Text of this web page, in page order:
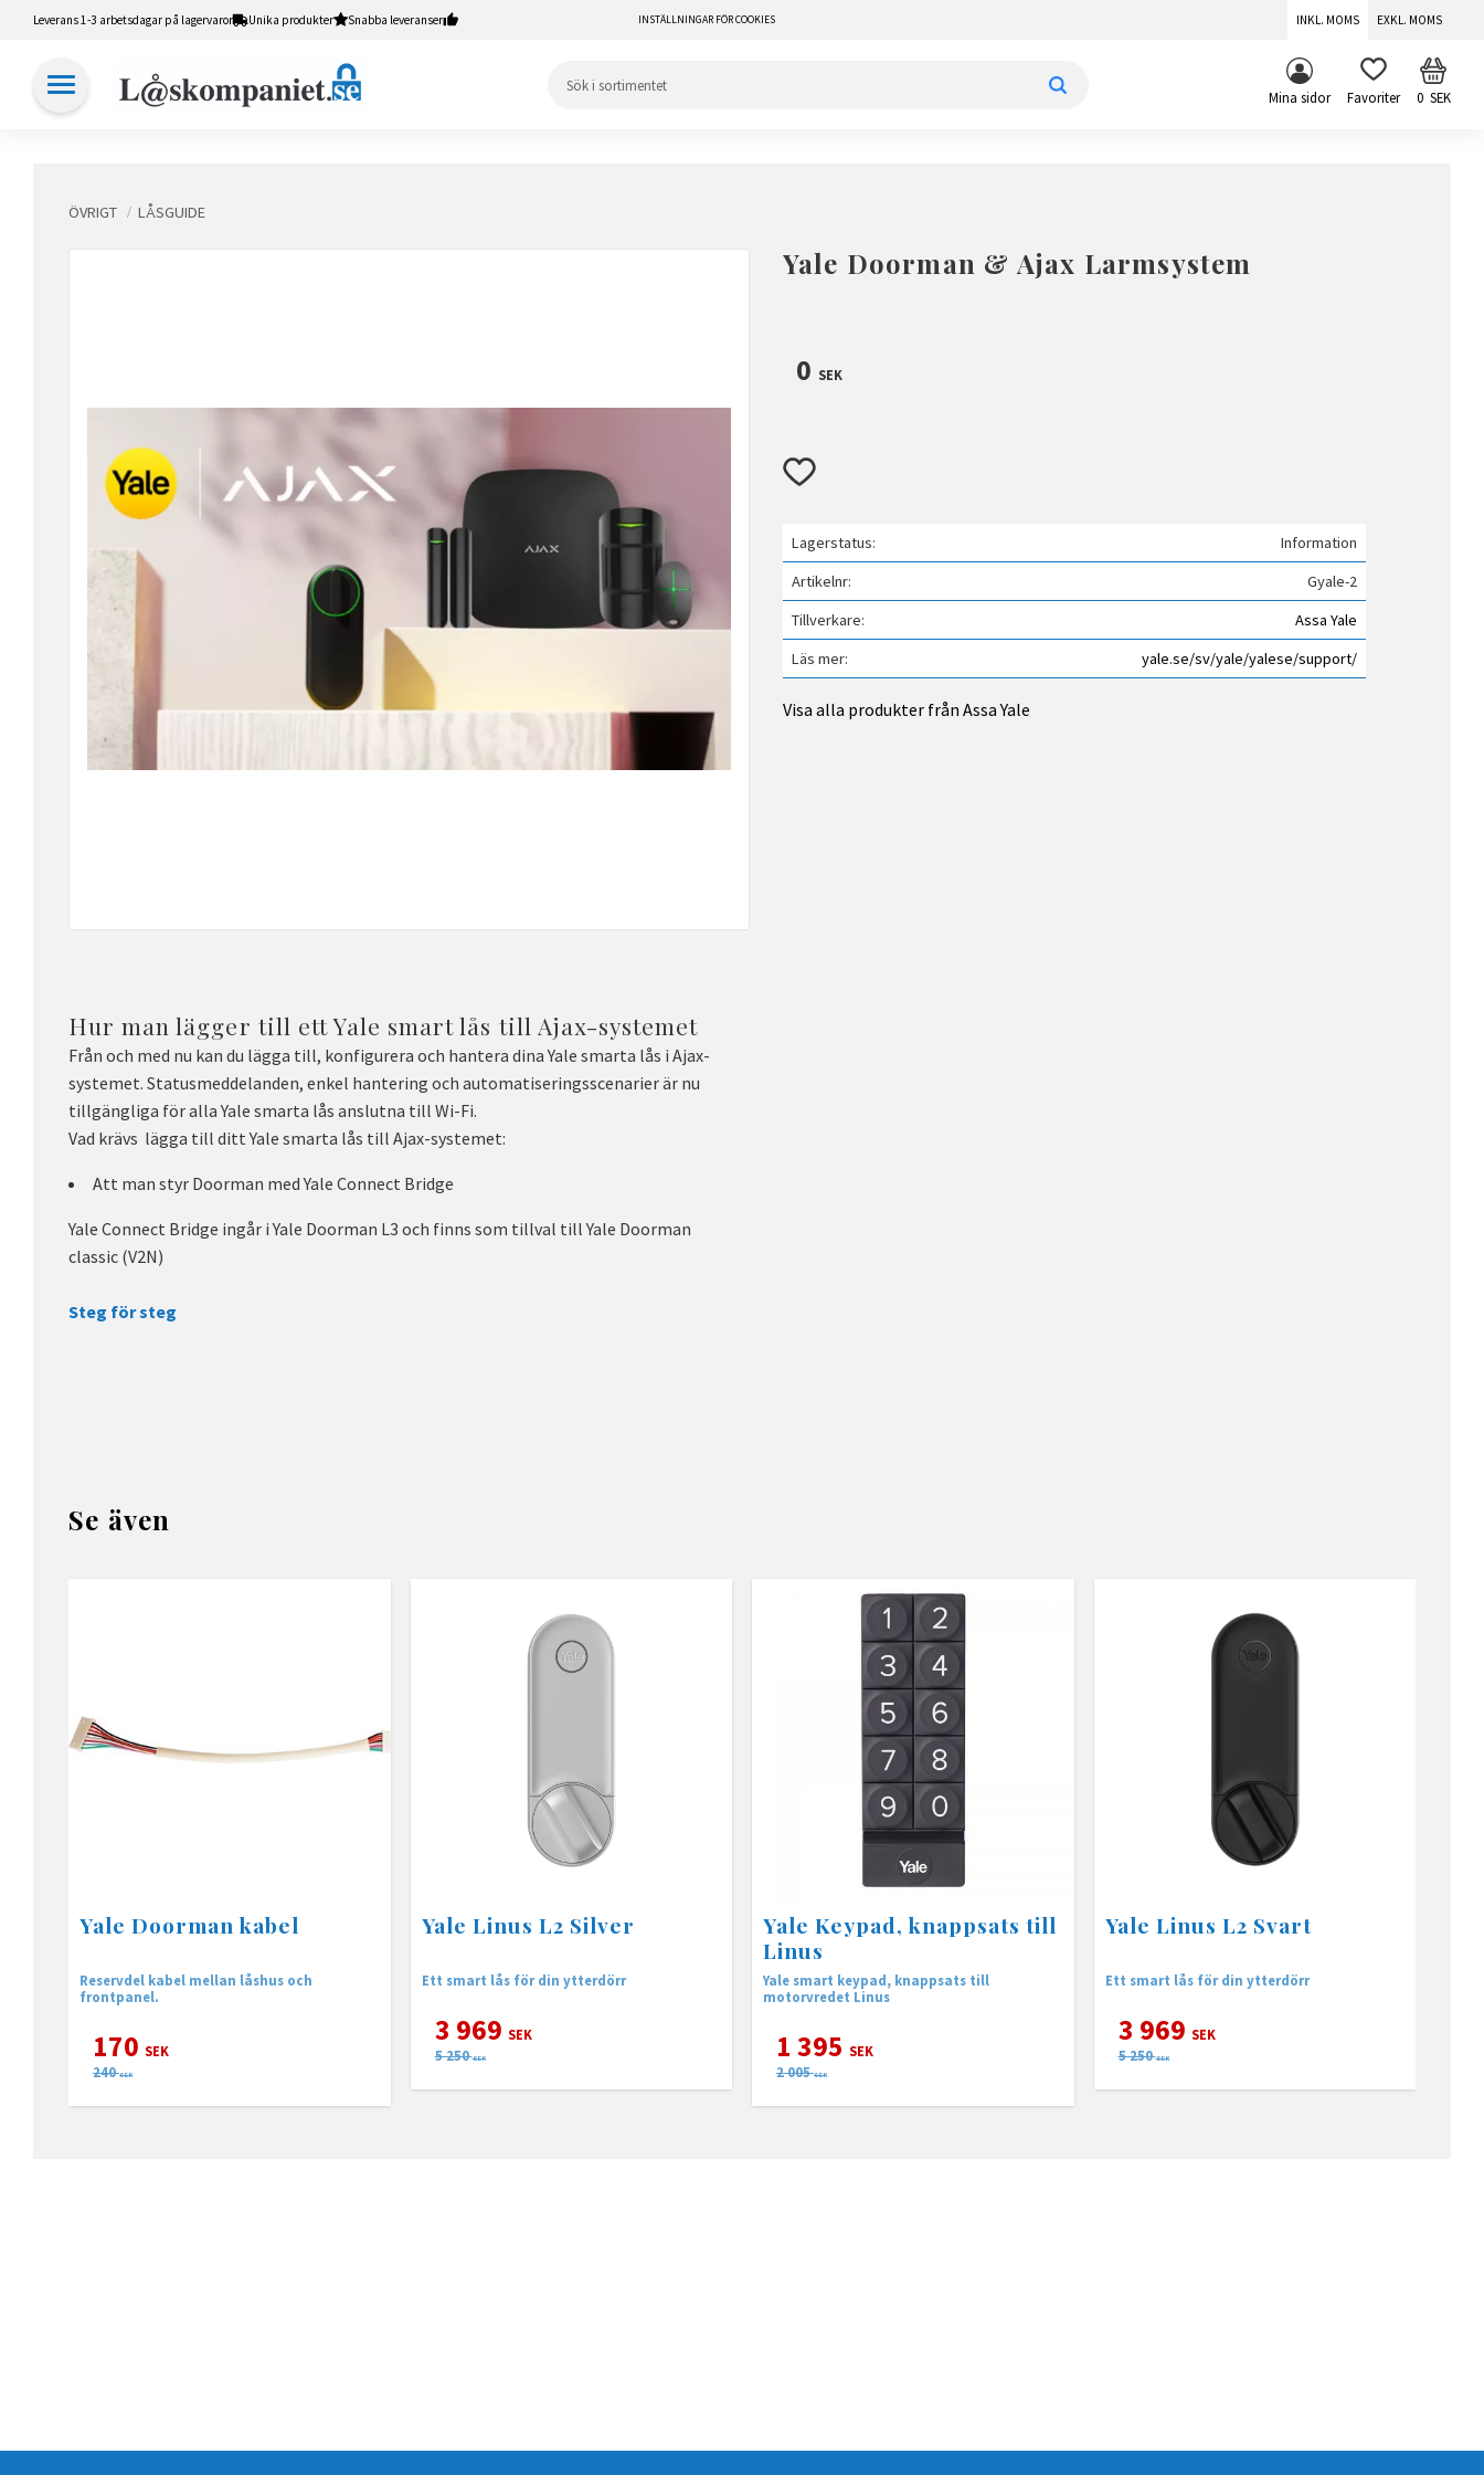
Leverans 1-3 arbetsdagar på lagervaror Unika produkter Snabba leveranser INSTÄLLNINGAR FÖR COOKIES INKL. MOMS EXKL. MOMS
Mina sidor FAVORITER 0SEK
ÖVRIGT LÅSGUIDE
Yale Doorman & Ajax Larmsystem
0 SEK
Lägg till i favoriter
Lagerstatus
Information
Artikelnr
Gyale-2
Tillverkare
Assa Yale
Läs mer
yale.se/sv/yale/yalese/support/
Visa alla produkter från Assa Yale
Hur man lägger till ett Yale smart lås till Ajax-systemet
Från och med nu kan du lägga till, konfigurera och hantera dina Yale smarta lås i Ajax-
systemet. Statusmeddelanden, enkel hantering och automatiseringsscenarier är nu
tillgängliga för alla Yale smarta lås anslutna till Wi-Fi.
Vad krävs lägga till ditt Yale smarta lås till Ajax-systemet:
Att man styr Doorman med Yale Connect Bridge
Yale Connect Bridge ingår i Yale Doorman L3 och finns som tillval till Yale Doorman
classic (V2N)
Steg för steg
Se även
Yale Doorman kabel
Reservdel kabel mellan låshus och
frontpanel.
170 SEK
240 SEK
Yale Linus L2 Silver
Ett smart lås för din ytterdörr
3 969 SEK
5 250 SEK
Yale Keypad, knappsats till
Linus
Yale smart keypad, knappsats till
motorvredet Linus
1 395 SEK
2 005 SEK
Yale Linus L2 Svart
Ett smart lås för din ytterdörr
3 969 SEK
5 250 SEK